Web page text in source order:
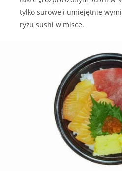
tylko surowe i umiejętnie
ryżu sushi w misce.